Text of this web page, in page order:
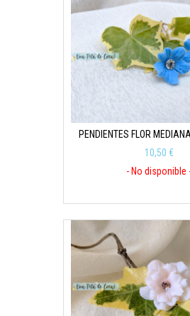
PENDIENTES FLOR
10,50 €
- No disponible